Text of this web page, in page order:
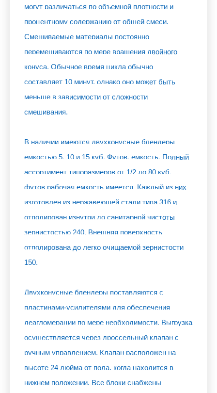
могут различаться по объемной плотности и
процентному содержанию от общей смеси.
Смешиваемые материалы постоянно
перемешиваются по мере вращения двойного
конуса. Обычное время цикла обычно
составляет 10 минут, однако оно может быть
меньше в зависимости от сложности
смешивания.
В наличии имеются двухконусные блендеры
емкостью 5, 10 и 15 куб. Футов. емкость. Полный
ассортимент типоразмеров от 1/2 до 80 куб.
футов рабочая емкость имеется. Каждый из них
изготовлен из нержавеющей стали типа 316 и
отполирован изнутри до санитарной чистоты
зернистостью 240. Внешняя поверхность
отполирована до легко очищаемой зернистости
150.
Двухконусные блендеры поставляются с
пластинами-усилителями для обеспечения
деагломерации по мере необходимости. Выгрузка
осуществляется через дроссельный клапан с
ручным управлением. Клапан расположен на
высоте 24 дюйма от пола, когда находится в
нижнем положении. Все блоки снабжены